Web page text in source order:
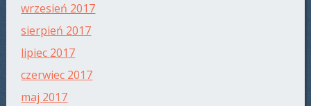
wrzesień 2017
sierpień 2017
lipiec 2017
czerwiec 2017
maj 2017